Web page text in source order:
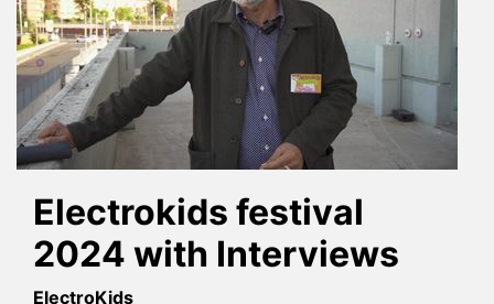
Electrokids festival
2024 with Interviews
ElectroKids